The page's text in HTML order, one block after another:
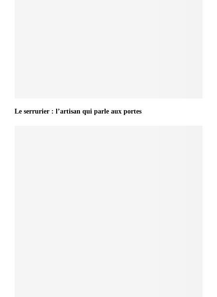
Le serrurier : l’artisan qui parle aux portes